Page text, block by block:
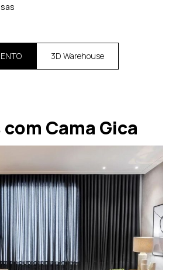
3D Warehouse
Cama Gica